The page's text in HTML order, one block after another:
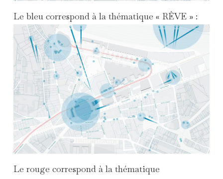
Le bleu correspond à la thématique « RÊVE » :
Le rouge correspond à la thématique